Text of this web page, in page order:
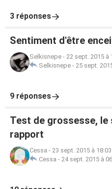
3 réponses
Sentiment d'être
Selkisnepe - 22 sept. 2015 à
Selkisnepe - 25 sept.
9 réponses
Test de grossesse, le
rapport
Cessa - 23 sept. 2015 à 18:03
Cessa - 24 sept. 2015 à